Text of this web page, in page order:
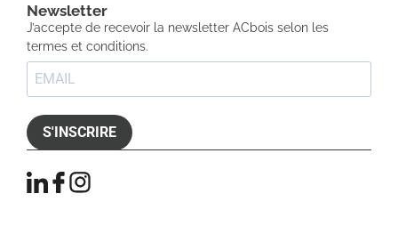
Newsletter​
J’accepte de recevoir la newsletter ACbois selon les
termes et conditions.
S'INSCRIRE